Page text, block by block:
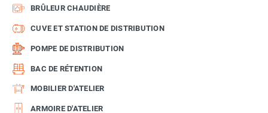
BRÛLEUR CHAUDIÈRE
CUVE ET STATION DE DISTRIBUTION
POMPE DE DISTRIBUTION
BAC DE RÉTENTION
MOBILIER D'ATELIER
ARMOIRE D'ATELIER